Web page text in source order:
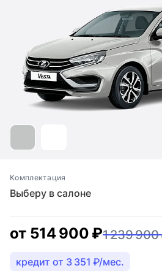
Выберу в салоне
Комплектация
от 514 900 ₽1 239 900
кредит от 3 351 ₽/мес.